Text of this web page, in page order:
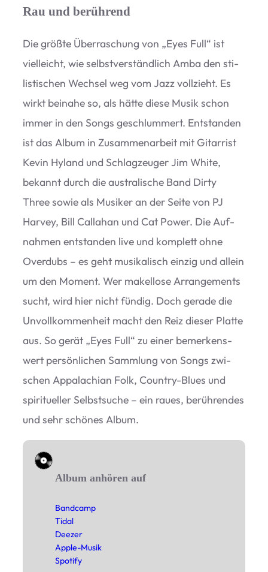
Rau und berührend
Die größte Über­ra­schung von „Eyes Full“ ist
viel­leicht, wie selbst­ver­ständ­lich Amba den sti­
lis­ti­schen Wech­sel weg vom Jazz voll­zieht. Es
wirkt bei­nahe so, als hätte diese Musik schon
immer in den Songs geschlum­mert. Ent­stan­den
ist das Album in Zusam­men­ar­beit mit Gitar­rist
Kevin Hyland und Schlag­zeu­ger Jim White,
bekannt durch die aus­tra­li­sche Band Dirty
Three sowie als Musi­ker an der Seite von PJ
Har­vey, Bill Cal­la­han und Cat Power. Die Auf­
nah­men ent­stan­den live und kom­plett ohne
Over­dubs – es geht musi­ka­lisch ein­zig und allein
um den Moment. Wer makel­lose Arran­ge­ments
sucht, wird hier nicht fün­dig. Doch gerade die
Unvoll­kom­men­heit macht den Reiz die­ser Platte
aus. So gerät „Eyes Full“ zu einer bemer­kens­
wert per­sön­li­chen Samm­lung von Songs zwi­
schen Appa­la­chian Folk, Coun­try-Blues und
spi­ri­tu­el­ler Selbst­su­che – ein raues, berüh­ren­des
und sehr schö­nes Album.
Album anhören auf
Band­camp
Tidal
Deezer
Apple-Musik
Spo­tify